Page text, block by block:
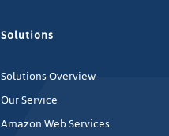
Solutions
Solutions Overview
Our Service
Amazon Web Services